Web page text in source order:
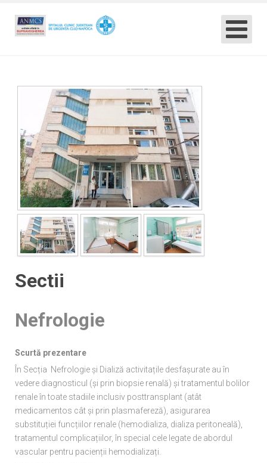
Sectii
Nefrologie
Scurtă prezentare
În Secția Nefrologie și Dializă activitațile desfașurate au în
vedere diagnosticul (și prin biopsie renală) și tratamentul bolilor
renale în toate stadiile inclusiv posttransplant (atât
medicamentos cât și prin plasmafereză), asigurarea
substituției funcțiilor renale (hemodializa, dializa peritoneală),
tratamentul complicațiilor, în special cele legate de abordul
vascular pentru pacienții hemodializați.